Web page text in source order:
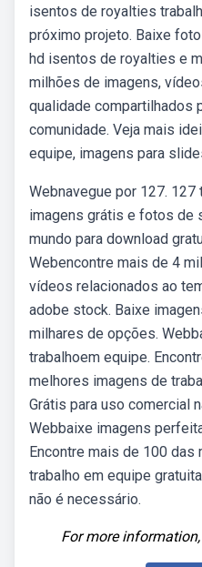
isentos de royalties
próximo projeto. Baixe
hd isentos de royalties e
milhões de imagens,
qualidade compartilhados
comunidade. Veja mais
equipe, imagens para
Webnavegue por 127. 127
imagens grátis e fotos de
mundo para download
Webencontre mais de 4
vídeos relacionados ao
adobe stock. Baixe
milhares de opções.
trabalhoem equipe.
melhores imagens de
Grátis para uso comercial
Webbaixe imagens
Encontre mais de 100 das
trabalho em equipe
não é necessário.
For more